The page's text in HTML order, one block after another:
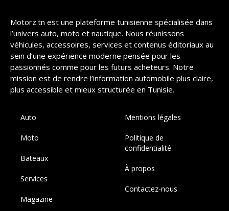
Motorz.tn est une plateforme tunisienne spécialisée dans
l’univers auto, moto et nautique. Nous réunissons
véhicules, accessoires, services et contenus éditoriaux au
sein d’une expérience moderne pensée pour les
passionnés comme pour les futurs acheteurs. Notre
mission est de rendre l’information automobile plus claire,
plus accessible et mieux structurée en Tunisie.
Auto
Moto
Bateaux
Services
Magazine
Mentions légales
Politique de
confidentialité
À propos
Contactez-nous